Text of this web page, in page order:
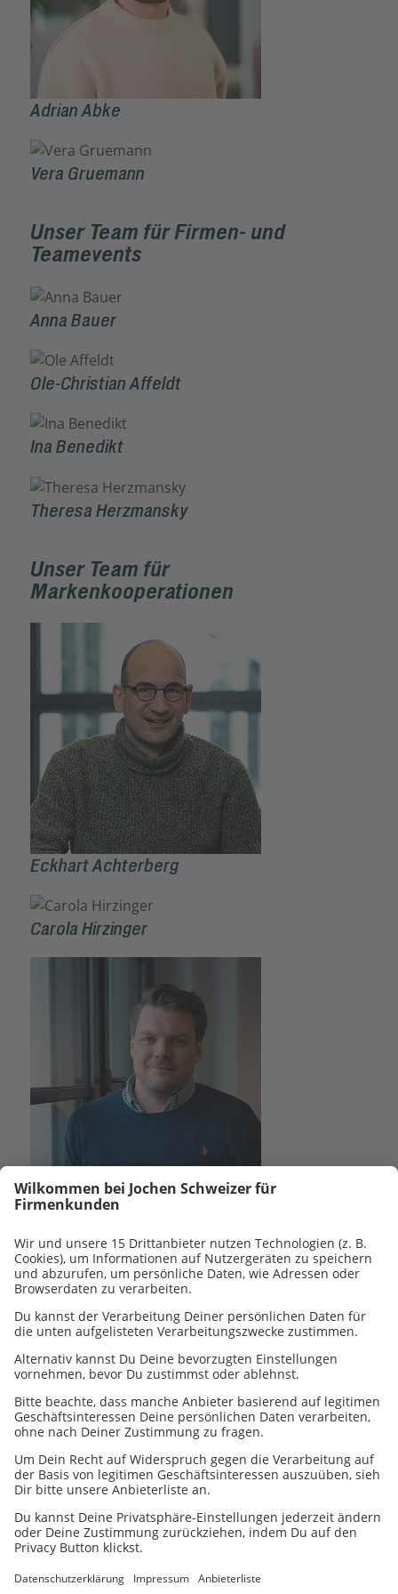
Adrian Abke
Vera Gruemann
Unser Team für Firmen- und
Teamevents
Anna Bauer
Ole-Christian Affeldt
Ina Benedikt
Theresa Herzmansky
Unser Team für
Markenkooperationen
Eckhart Achterberg
Carola Hirzinger
Markus Metzke
Unser Team für B2B Marketing
Katja Hornung